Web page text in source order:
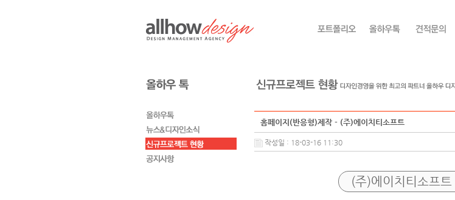
홈페이지(반응형)제작 - (주)에이치티소프트
작성일 : 18-03-16 11:30
(주)에이치티소프트